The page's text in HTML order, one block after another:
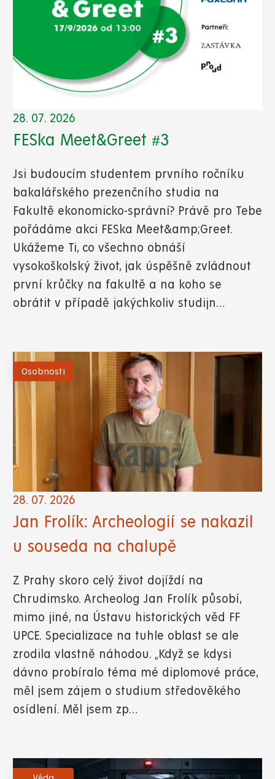
28. 07. 2026
FESka Meet&Greet #3
Jsi budoucím studentem prvního ročníku
bakalářského prezenčního studia na
Fakultě ekonomicko-správní? Právě pro Tebe
pořádáme akci FESka Meet&amp;Greet.
Ukážeme Ti, co všechno obnáší
vysokoškolský život, jak úspěšně zvládnout
první krůčky na fakultě a na koho se
obrátit v případě jakýchkoliv studijn…
Osobnosti
28. 07. 2026
Jan Frolík: Archeologií se nakazil
u souseda na chalupě
Z Prahy skoro celý život dojíždí na
Chrudimsko. Archeolog Jan Frolík působí,
mimo jiné, na Ústavu historických věd FF
UPCE. Specializace na tuhle oblast se ale
zrodila vlastně náhodou. „Když se kdysi
dávno probíralo téma mé diplomové práce,
měl jsem zájem o studium středověkého
osídlení. Měl jsem zp…